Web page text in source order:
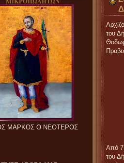
ΜΑΡΚΟΣ Ο ΝΕΟΤΕΡΟΣ
του
Από 7
του